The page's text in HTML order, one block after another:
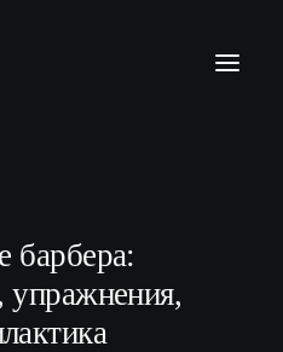
барбера:
упражнения,